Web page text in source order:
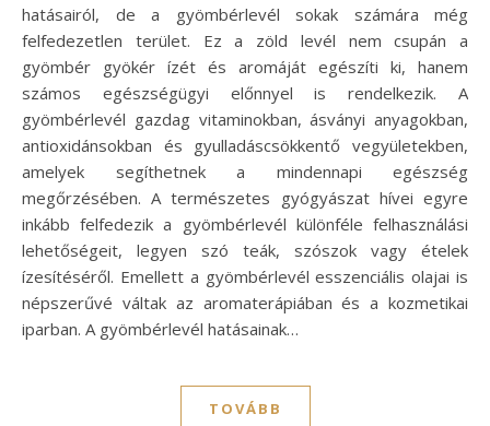
hatásairól, de a gyömbérlevél sokak számára még
felfedezetlen terület. Ez a zöld levél nem csupán a
gyömbér gyökér ízét és aromáját egészíti ki, hanem
számos egészségügyi előnnyel is rendelkezik. A
gyömbérlevél gazdag vitaminokban, ásványi anyagokban,
antioxidánsokban és gyulladáscsökkentő vegyületekben,
amelyek segíthetnek a mindennapi egészség
megőrzésében. A természetes gyógyászat hívei egyre
inkább felfedezik a gyömbérlevél különféle felhasználási
lehetőségeit, legyen szó teák, szószok vagy ételek
ízesítéséről. Emellett a gyömbérlevél esszenciális olajai is
népszerűvé váltak az aromaterápiában és a kozmetikai
iparban. A gyömbérlevél hatásainak…
TOVÁBB